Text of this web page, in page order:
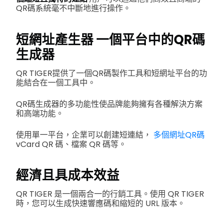
QR碼系統毫不中斷地進行操作。
短網址產生器一個平台中的QR碼
生成器
QR TIGER提供了一個QR碼製作工具和短網址平台的功
能結合在一個工具中。
QR碼生成器的多功能性使品牌能夠擁有各種解決方案
和高端功能。
使用單一平台，企業可以創建短連結， 多個網址QR碼
vCard QR 碼、檔案 QR 碼等。
經濟且具成本效益
QR TIGER 是一個兩合一的行銷工具。使用 QR TIGER
時，您可以生成快速響應碼和縮短的 URL 版本。